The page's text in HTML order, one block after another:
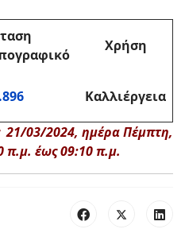
Χρήση
Καλλιέργεια
03/2024, ημέρα Πέμπτη,
π.μ. έως 09:10 π.μ.